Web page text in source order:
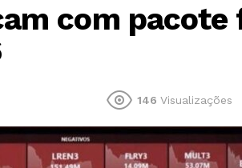
com pacote
146 Visualizações